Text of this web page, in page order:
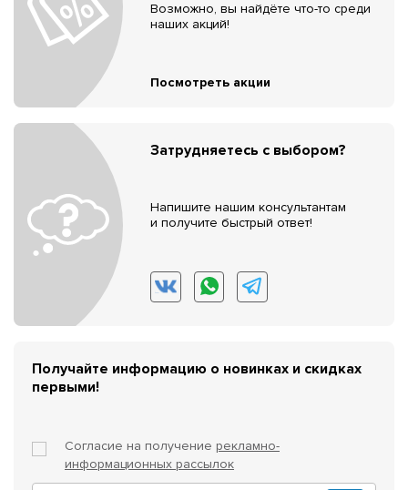
Возможно, вы найдёте что-то среди
наших акций!
Посмотреть акции
Затрудняетесь с выбором?
Напишите нашим консультантам
и получите быстрый ответ!
Получайте информацию о новинках и скидках
первыми!
Согласие на получение рекламно-
информационных рассылок